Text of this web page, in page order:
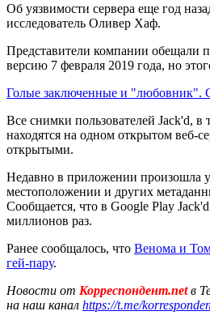
Об уязвимости сервера еще год
исследователь Оливер Хаф.
Представители компании обещали
версию 7 февраля 2019 года, но
Голые заключенные и "любовник".
Все снимки пользователей Jack'd,
находятся на одном открытом веб-
открытыми.
Недавно в приложении произошла
местоположении и других
Сообщается, что в Google Play
миллионов раз.
Ранее сообщалось, что Венома и
гей-пару.
Новости от Корреспондент.netв
на наш канал https://t.me/